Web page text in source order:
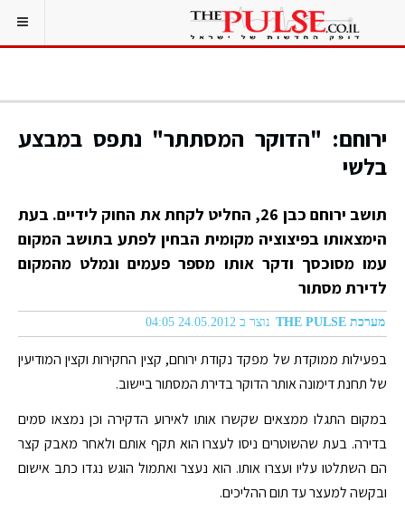
ירוחם: "הדוקר המסתתר" נתפס במבצע
בלשי
תושב ירוחם כבן 26, החליט לקחת את החוק לידיים. בעת
הימצאותו בפיצוציה מקומית הבחין לפתע בתושב המקום
עמו מסוכסך ודקר אותו מספר פעמים ונמלט מהמקום
לדירת מסתור
מערכת THE PULSE נוצר ב 24.05.2012 04:05
בפעילות ממוקדת של מפקד נקודת ירוחם, קצין החקירות וקצין המודיעין
של תחנת דימונה אותר הדוקר בדירת המסתור ביישוב.
במקום התגלו ממצאים שקשרו אותו לאירוע הדקירה וכן נמצאו סמים
בדירה. בעת שהשוטרים ניסו לעצרו הוא תקף אותם ולאחר מאבק קצר
הם השתלטו עליו ועצרו אותו. הוא נעצר ואתמול הוגש נגדו כתב אישום
ובקשה למעצר עד תום ההליכים.